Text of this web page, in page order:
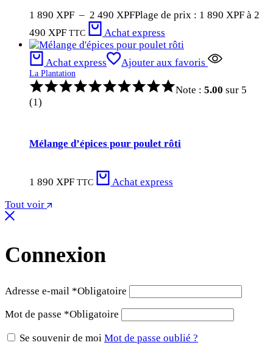
1 890 XPF – 2 490 XPFPlage de prix : 1 890 XPF à 2
490 XPF TTC Achat express
Achat express Ajouter aux favoris
La Plantation
Note : 5.00 sur 5
(1)
Mélange d’épices pour poulet rôti
1 890 XPF TTC
Achat express
Tout voir
Connexion
Adresse e-mail *Obligatoire
Mot de passe *Obligatoire
Se souvenir de moi Mot de passe oublié ?